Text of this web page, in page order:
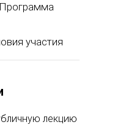
Программа
участия
лекцию